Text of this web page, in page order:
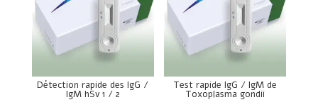
Détection rapide des IgG /
IgM hSv 1 / 2
Test rapide IgG / IgM de
Toxoplasma gondii